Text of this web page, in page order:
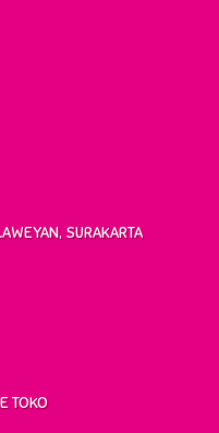
SURAKARTA
TOKO